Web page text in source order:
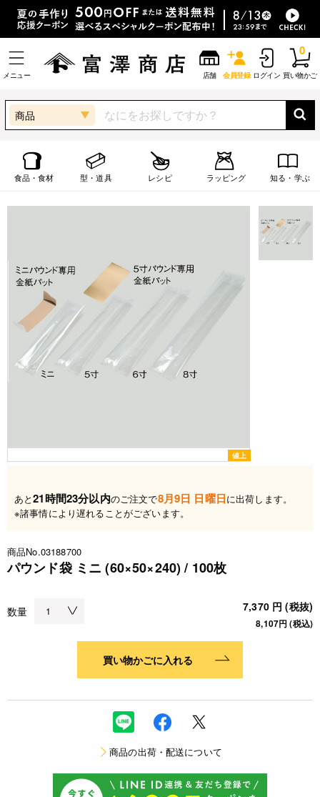
メニュー 店舗 会員登録 ログイン 買い物かご
0
商品
食品・食材 型・道具 レシピ ラッピング 知る・学ぶ
値上
あと21時間23分以内のご注文で8月9日 日曜日に出荷します。
※諸事情により遅れることがございます。
商品No.03188700
パウンド袋 ミニ (60×50×240) / 100枚
数量 7,370 円 (税抜)
8,107円 (税込)
買い物かごに入れる
商品の出荷・配送について